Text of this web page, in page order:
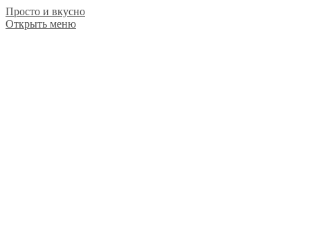
Просто и вкусно
Открыть меню